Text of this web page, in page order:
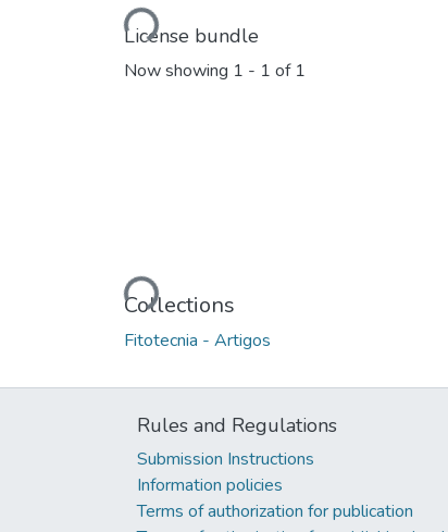
Loading...
License bundle
Now showing 1 - 1 of 1
Loading...
Collections
Fitotecnia - Artigos
Rules and Regulations
Submission Instructions
Information policies
Terms of authorization for publication